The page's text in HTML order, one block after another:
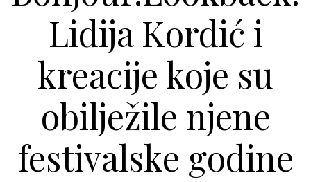
Lidija Kordić i
kreacije koje su
obilježile njene
festivalske godine